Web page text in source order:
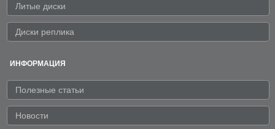
Литые диски
Диски реплика
ИНФОРМАЦИЯ
Полезные статьи
Новости